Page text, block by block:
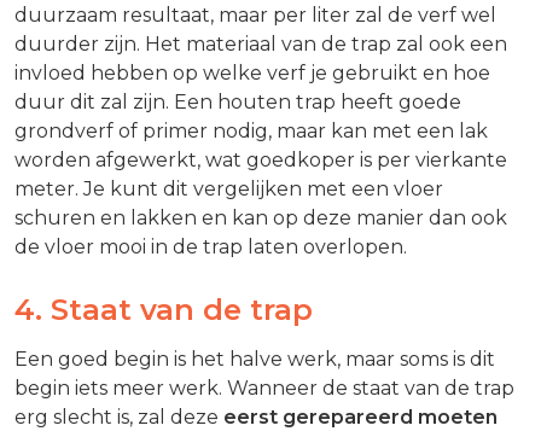
duurzaam resultaat, maar per liter zal de verf wel
duurder zijn. Het materiaal van de trap zal ook een
invloed hebben op welke verf je gebruikt en hoe
duur dit zal zijn. Een houten trap heeft goede
grondverf of primer nodig, maar kan met een lak
worden afgewerkt, wat goedkoper is per vierkante
meter. Je kunt dit vergelijken met een vloer
schuren en lakken en kan op deze manier dan ook
de vloer mooi in de trap laten overlopen.
4. Staat van de trap
Een goed begin is het halve werk, maar soms is dit
begin iets meer werk. Wanneer de staat van de trap
erg slecht is, zal deze eerst gerepareerd moeten